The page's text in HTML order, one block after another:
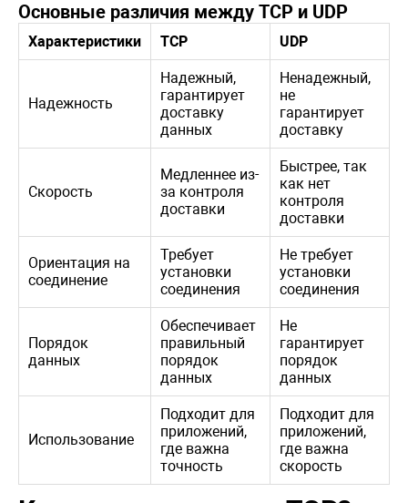
Основные различия между TCP и UDP
Характеристики TCP UDP
Надежность
Надежный,
гарантирует
доставку
данных
Ненадежный,
не
гарантирует
доставку
Скорость
Медленнее из-
за контроля
доставки
Быстрее, так
как нет
контроля
доставки
Ориентация на
соединение
Требует
установки
соединения
Не требует
установки
соединения
Порядок
данных
Обеспечивает
правильный
порядок
данных
Не
гарантирует
порядок
данных
Использование
Подходит для
приложений,
где важна
точность
Подходит для
приложений,
где важна
скорость